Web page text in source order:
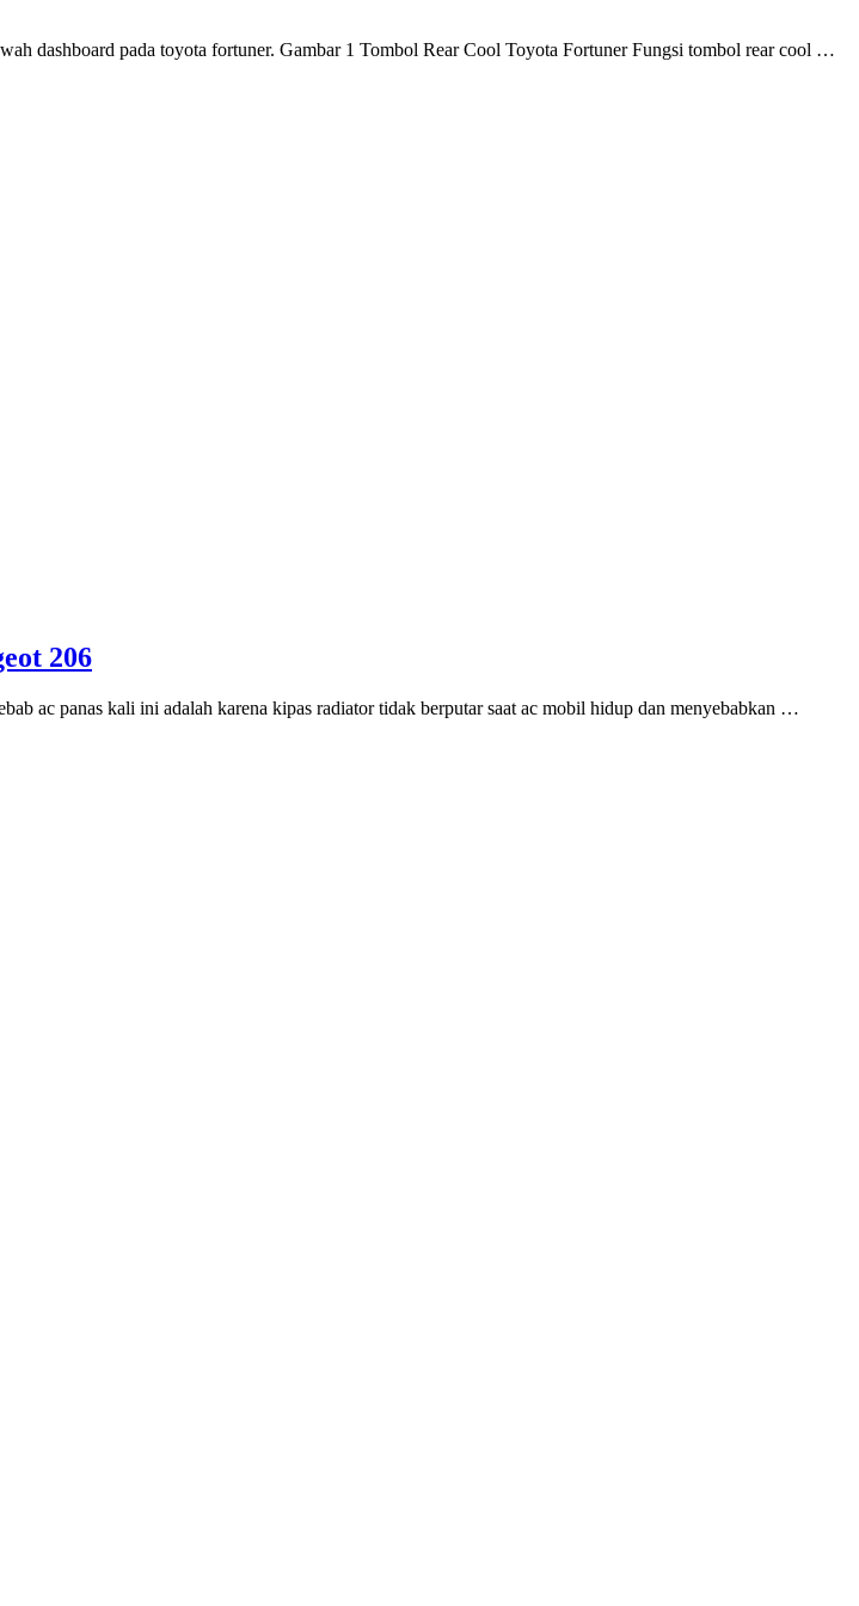
dashboard pada toyota fortuner. Gambar 1 Tombol Rear Cool Toyota Fortuner Fungsi tombol rear cool …
206
ac panas kali ini adalah karena kipas radiator tidak berputar saat ac mobil hidup dan menyebabkan …